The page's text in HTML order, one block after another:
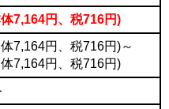
7,164円、税716円)
7,164円、税716円)～
7,164円、税716円)